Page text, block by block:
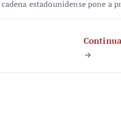
cadena estadounidense pone a